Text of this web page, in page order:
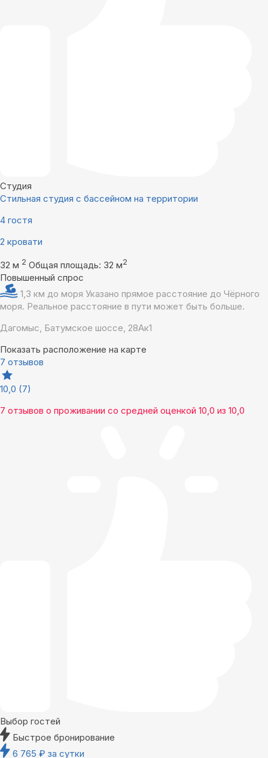
Студия
Стильная студия с бассейном на территории
4 гостя
2 кровати
32 м 2 Общая площадь: 32 м2
Повышенный спрос
1,3 км до моря Указано прямое расстояние до Чёрного
моря. Реальное расстояние в пути может быть больше.
Дагомыс, Батумское шоссе, 28Ак1
Показать расположение на карте
7 отзывов
10,0 (7)
7 отзывов о проживании со средней оценкой 10,0 из 10,0
Выбор гостей
Быстрое бронирование
6 765 ₽ за сутки